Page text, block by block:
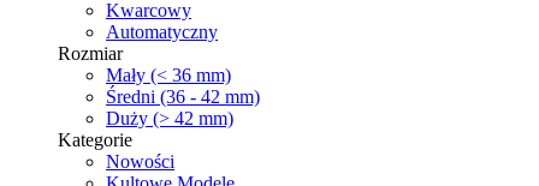
Kwarcowy
Automatyczny
Rozmiar
Mały (< 36 mm)
Średni (36 - 42 mm)
Duży (> 42 mm)
Kategorie
Nowości